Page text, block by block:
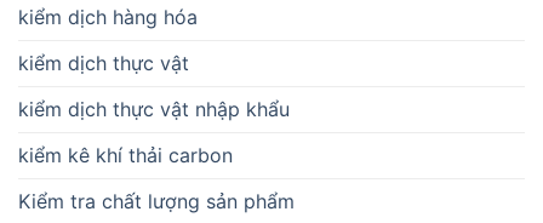
kiểm dịch hàng hóa
kiểm dịch thực vật
kiểm dịch thực vật nhập khẩu
kiểm kê khí thải carbon
Kiểm tra chất lượng sản phẩm